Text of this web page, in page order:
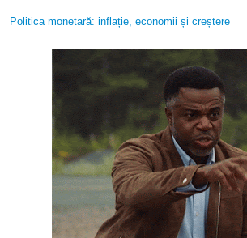
Politica monetară: inflație, economii și creștere